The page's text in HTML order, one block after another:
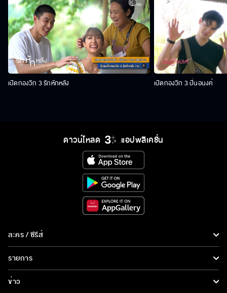
เปิดกองวิก 3 รักหักหลัง เปิดกองวิก 3 ปิ่นอนงค์
ดาวน์โหลด แอปพลิเคชั่น
ละคร / ซีรีส์
ละคร/ซีรีส์
ซีรีส์นานาชาติ
รายการ
รายการทั้งหมด
ข่าว